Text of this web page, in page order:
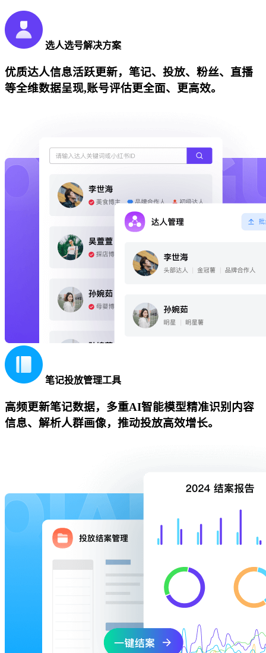
选人选号解决方案
优质达人信息活跃更新，笔记、投放、粉丝、直播
等全维数据呈现,账号评估更全面、更高效。
笔记投放管理工具
高频更新笔记数据，多重AI智能模型精准识别内容
信息、解析人群画像，推动投放高效增长。